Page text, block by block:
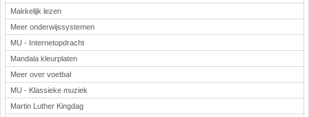
Makkelijk lezen
Meer onderwijssystemen
MU - Internetopdracht
Mandala kleurplaten
Meer over voetbal
MU - Klassieke muziek
Martin Luther Kingdag